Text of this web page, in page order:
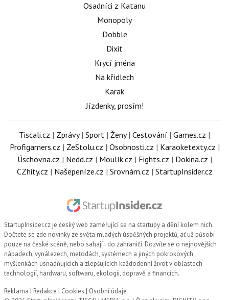
Osadníci z Katanu
Monopoly
Dobble
Dixit
Krycí jména
Na křídlech
Karak
Jízdenky, prosím!
Tiscali.cz | Zprávy| Sport | Ženy| Cestování | Games.cz |
Profigamers.cz | ZeStolu.cz | Osobnosti.cz | Karaoketexty.cz |
Úschovna.cz | Nedd.cz | Moulík.cz | Fights.cz | Dokina.cz |
CZhity.cz | Našepeníze.cz | Srovnám.cz | StartupInsider.cz
StartupInsider.cz je český web zaměřující se na startupy a dění kolem nich.
Dočtete se zde novinky ze světa mladých úspěšných projektů, ať už působí
pouze na české scéně, nebo sahají i do zahraničí. Dozvíte se o nejnovějších
nápadech, vynálezech, metodách, systémech a jiných pokrokových
myšlenkách usnadňujících a zlepšujících každodenní život v oblastech
technologií, hardwaru, softwaru, ekologii, dopravě a financích.
Reklama | Redakce | Cookies | Osobní údaje